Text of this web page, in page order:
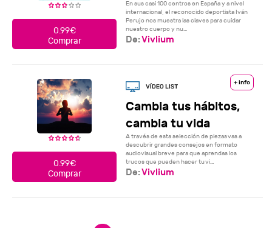
0.99€
Comprar
En sus casi 100 centros en España y a nivel
internacional, el reconocido deportista Iván
Perujo nos muestra las claves para cuidar
nuestro cuerpo y nu...
De:Vivlium
0.99€
Comprar
+ info
Cambia tus hábitos,
cambia tu vida
A través de esta selección de piezas vas a
descubrir grandes consejos en formato
audiovisual breve para que aprendas los
trucos que pueden hacer tu vi...
De:Vivlium